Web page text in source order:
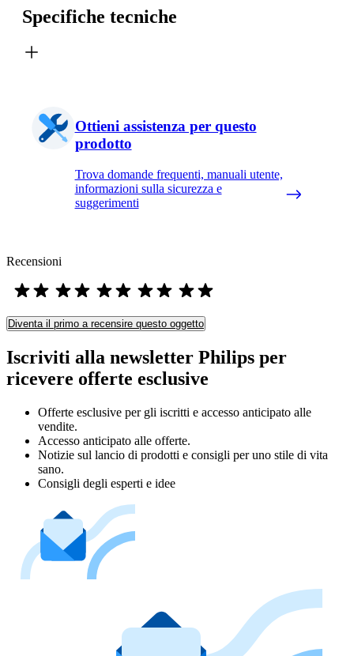
Specifiche tecniche
Ottieni assistenza per questo
prodotto
Trova domande frequenti, manuali utente,
informazioni sulla sicurezza e
suggerimenti
Recensioni
Diventa il primo a recensire questo oggetto
Iscriviti alla newsletter Philips per
ricevere offerte esclusive
Offerte esclusive per gli iscritti e accesso anticipato alle
vendite.
Accesso anticipato alle offerte.
Notizie sul lancio di prodotti e consigli per uno stile di vita
sano.
Consigli degli esperti e idee